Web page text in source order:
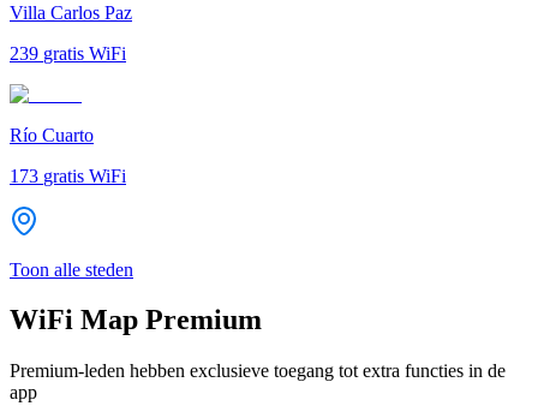
Villa Carlos Paz
239 gratis WiFi
Río Cuarto
173 gratis WiFi
Toon alle steden
WiFi Map Premium
Premium-leden hebben exclusieve toegang tot extra functies in de
app